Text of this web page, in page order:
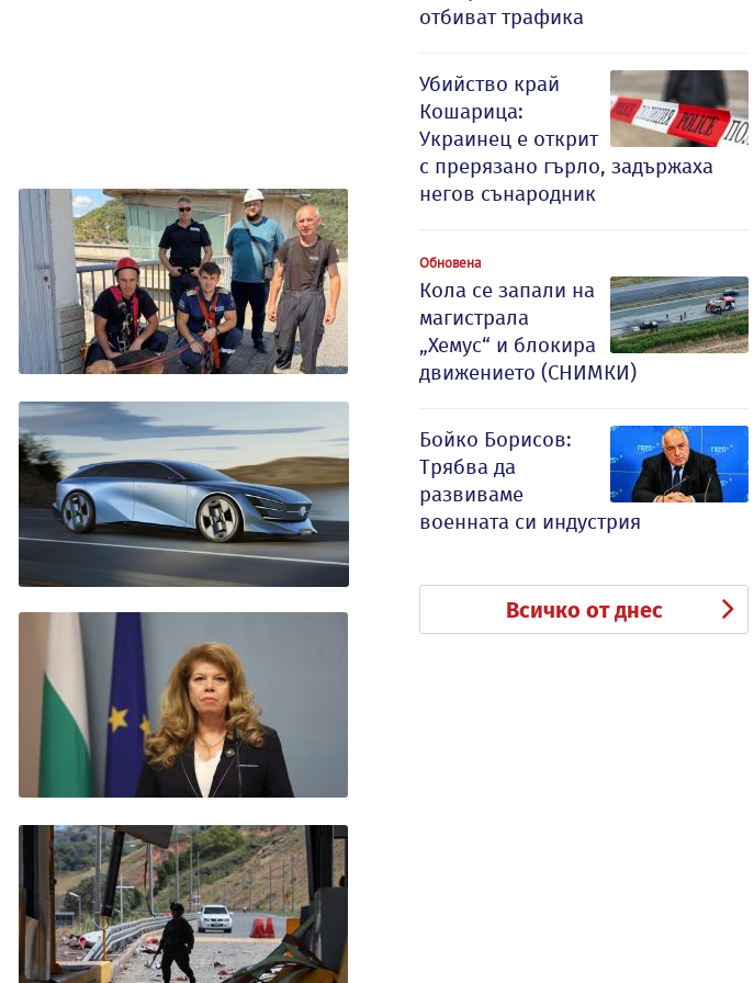
отбиват трафика
Убийство край
Кошарица:
Украинец е открит
с прерязано гърло, задържаха
негов сънародник
Обновена
Кола се запали на
магистрала
„Хемус“ и блокира
движението (СНИМКИ)
Бойко Борисов:
Трябва да
развиваме
военната си индустрия
Всичко от днес